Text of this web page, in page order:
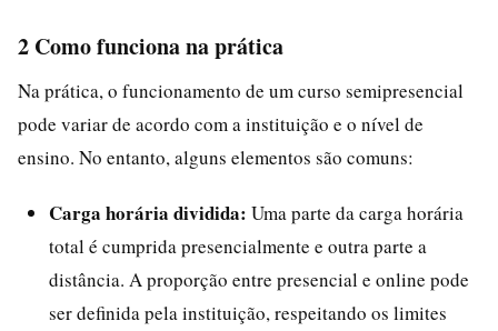
2 Como funciona na prática
Na prática, o funcionamento de um curso semipresencial
pode variar de acordo com a instituição e o nível de
ensino. No entanto, alguns elementos são comuns:
Carga horária dividida: Uma parte da carga horária
total é cumprida presencialmente e outra parte a
distância. A proporção entre presencial e online pode
ser definida pela instituição, respeitando os limites